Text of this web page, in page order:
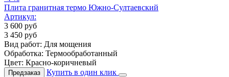
Плита гранитная термо Южно-Султаевский
Артикул:
3 600 руб
3 450 руб
Вид работ: Для мощения
Обработка: Термообработанный
Цвет: Красно-коричневый
Предзаказ Купить в один клик